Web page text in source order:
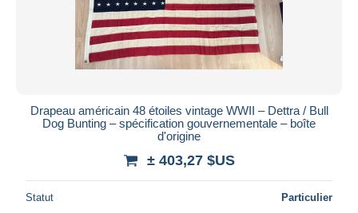
Drapeau américain 48 étoiles vintage WWII – Dettra / Bull
Dog Bunting – spécification gouvernementale – boîte
d'origine
± 403,27 $US
Statut Particulier